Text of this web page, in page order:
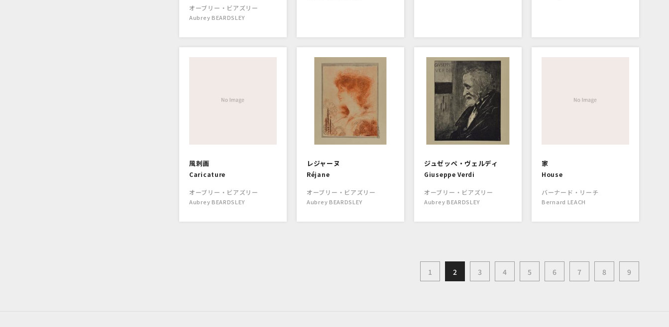
オーブリー・ビアズリー
Aubrey BEARDSLEY
風刺画
Caricature
オーブリー・ビアズリー
Aubrey BEARDSLEY
レジャーヌ
Réjane
オーブリー・ビアズリー
Aubrey BEARDSLEY
ジュゼッペ・ヴェルディ
Giuseppe Verdi
オーブリー・ビアズリー
Aubrey BEARDSLEY
家
House
バーナード・リーチ
Bernard LEACH
1 2 3 4 5 6 7 8 9